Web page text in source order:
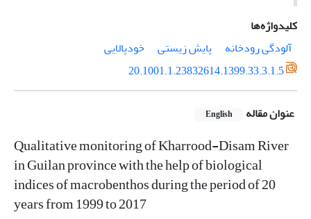
کلیدواژه‌ها
آلودگی رودخانه
پایش زیستی
خودپالایی
20.1001.1.23832614.1399.33.3.1.5
عنوان مقاله English
Qualitative monitoring of Kharrood-Disam River
in Guilan province with the help of biological
indices of macrobenthos during the period of 20
years from 1999 to 2017